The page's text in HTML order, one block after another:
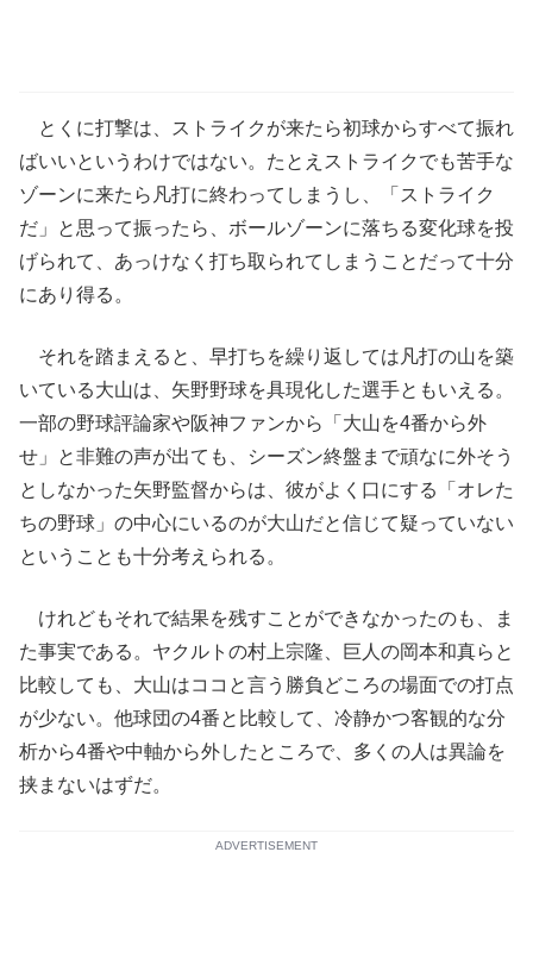
とくに打撃は、ストライクが来たら初球からすべて振れ
ばいいというわけではない。たとえストライクでも苦手な
ゾーンに来たら凡打に終わってしまうし、「ストライク
だ」と思って振ったら、ボールゾーンに落ちる変化球を投
げられて、あっけなく打ち取られてしまうことだって十分
にあり得る。
それを踏まえると、早打ちを繰り返しては凡打の山を築
いている大山は、矢野野球を具現化した選手ともいえる。
一部の野球評論家や阪神ファンから「大山を4番から外
せ」と非難の声が出ても、シーズン終盤まで頑なに外そう
としなかった矢野監督からは、彼がよく口にする「オレた
ちの野球」の中心にいるのが大山だと信じて疑っていない
ということも十分考えられる。
けれどもそれで結果を残すことができなかったのも、ま
た事実である。ヤクルトの村上宗隆、巨人の岡本和真らと
比較しても、大山はココと言う勝負どころの場面での打点
が少ない。他球団の4番と比較して、冷静かつ客観的な分
析から4番や中軸から外したところで、多くの人は異論を
挟まないはずだ。
ADVERTISEMENT